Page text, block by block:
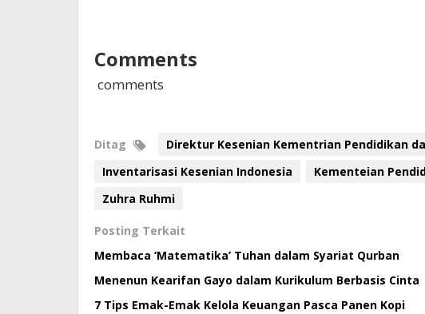
Comments
comments
Ditag
Direktur Kesenian Kementrian Pendidikan
Inventarisasi Kesenian Indonesia
Kementeian
Zuhra Ruhmi
Posting Terkait
Membaca ‘Matematika’ Tuhan dalam Syariat Qurban
Menenun Kearifan Gayo dalam Kurikulum Berbasis Cinta
7 Tips Emak-Emak Kelola Keuangan Pasca Panen Kopi